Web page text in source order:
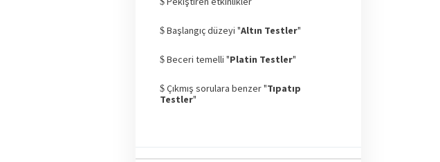
Başlangıç düzeyi "Altın Testler"
Beceri temelli "Platin Testler"
Çıkmış sorulara benzer "Tıpatıp
Testler"